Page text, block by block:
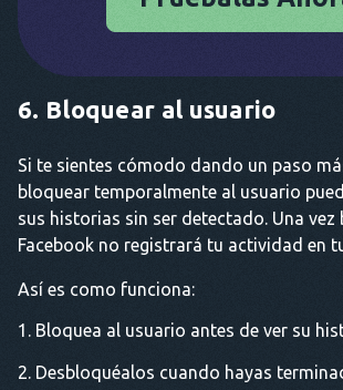
6. Bloquear al usuario
Si te sientes cómodo dando un paso
bloquear temporalmente al usuario
sus historias sin ser detectado. Una vez
Facebook no registrará tu actividad en
Así es como funciona:
Bloquea al usuario antes de ver su
Desbloquéalos cuando hayas